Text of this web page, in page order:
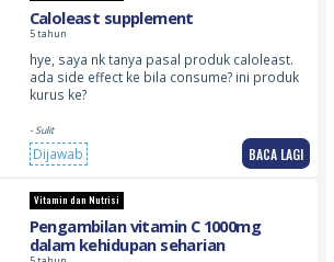
Caloleast supplement
5 tahun
hye, saya nk tanya pasal produk caloleast.
ada side effect ke bila consume? ini produk
kurus ke?
- Sulit
Dijawab BACA LAGI
Vitamin dan Nutrisi
Pengambilan vitamin C 1000mg
dalam kehidupan seharian